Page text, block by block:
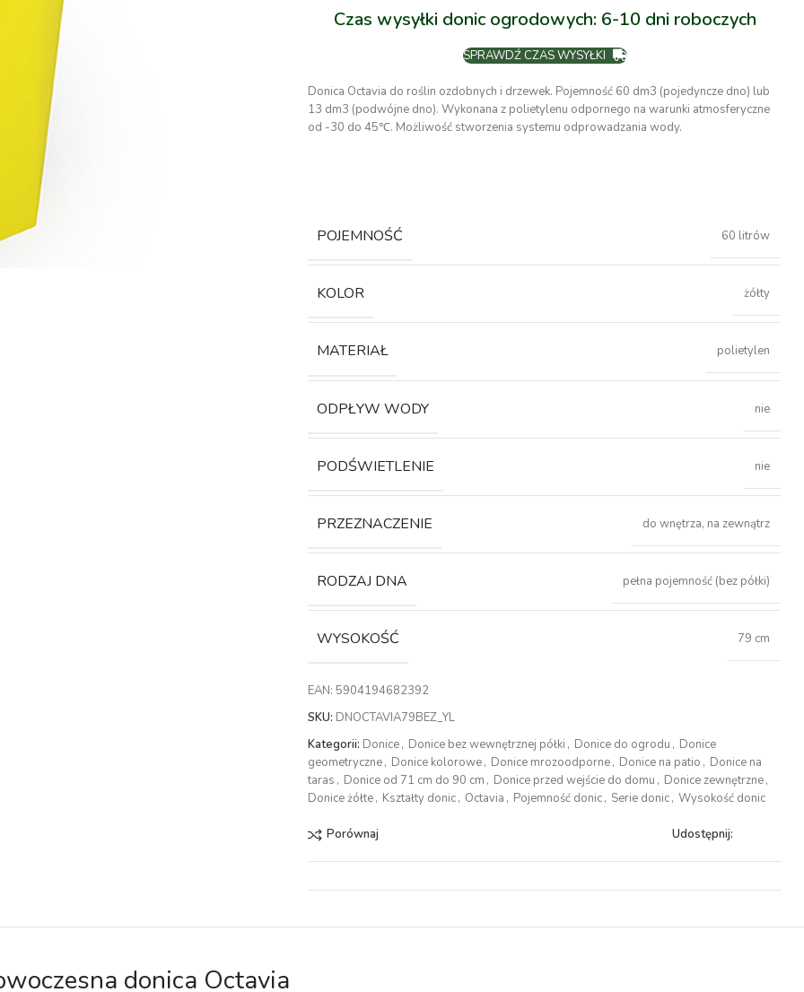
Czas wysyłki donic ogrodowych: 6-10 dni roboczych
SPRAWDŹ CZAS WYSYŁKI
Donica Octavia do roślin ozdobnych i drzewek. Pojemność 60 dm3 (pojedyncze dno) lub
13 dm3 (podwójne dno). Wykonana z polietylenu odpornego na warunki atmosferyczne
od -30 do 45℃. Możliwość stworzenia systemu odprowadzania wody.
POJEMNOŚĆ 60 litrów
KOLOR żółty
MATERIAŁ polietylen
ODPŁYW WODY nie
PODŚWIETLENIE nie
PRZEZNACZENIE do wnętrza, na zewnątrz
RODZAJ DNA pełna pojemność (bez półki)
WYSOKOŚĆ 79 cm
EAN: 5904194682392
SKU: DNOCTAVIA79BEZ_YL
Kategorii: Donice, Donice bez wewnętrznej półki , Donice do ogrodu , Donice
geometryczne, Donice kolorowe, Donice mrozoodporne, Donice na patio , Donice na
taras , Donice od 71 cm do 90 cm , Donice przed wejście do domu , Donice zewnętrzne,
Donice żółte, Kształty donic, Octavia , Pojemność donic, Serie donic, Wysokość donic
Porównaj Udostępnij:
donica Octavia